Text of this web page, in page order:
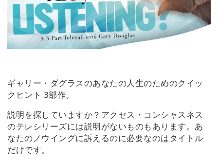
地
域
フ
ァ
シ
リ
テ
ー
タ
ギャリー・ダグラスのあなたの人生のためのクイッ
クヒント 3部作。
説明を探していますか？アクセス・コンシャスネス
のテレシリーズには説明がないものもあります。あ
なたのノウイングに訴えるのに必要なのはタイトル
だけです。